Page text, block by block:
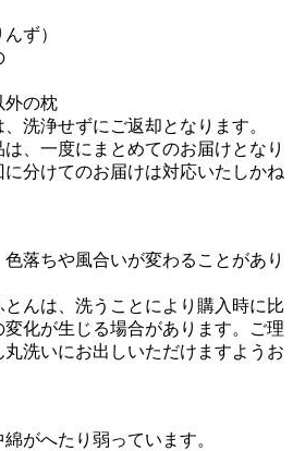
ず）
外の枕
洗浄せずにご返却となります。
、一度にまとめてのお届けとなり
分けてのお届けは対応いたしかね
落ちや風合いが変わることがあり
んは、洗うことにより購入時に比
化が生じる場合があります。ご理
洗いにお出しいただけますようお
がへたり弱っています。